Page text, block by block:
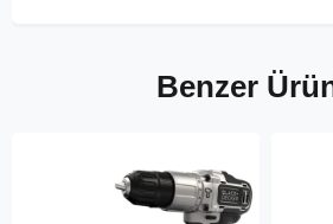
Benzer